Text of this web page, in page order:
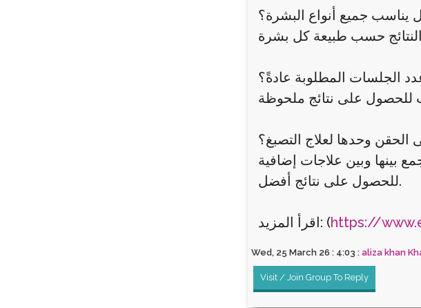
يناسب جميع أنواع البشرة؟
الجلسات المطلوبة عادةً؟
الحقن وحدها لعلاج التصبغ؟
بينها وبين علاجات إضافية
للحصول على نتائج أفضل.
اقرأ المزيد: (https://
Wed, 25 March 26 : 4:03 : aliza khan
Visit / Join Group To Reply